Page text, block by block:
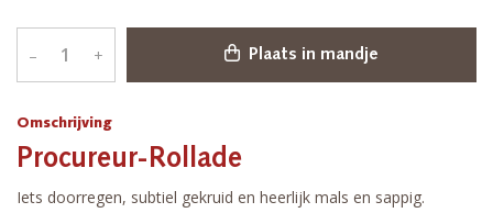
Omschrijving
Procureur-Rollade
Iets doorregen, subtiel gekruid en heerlijk mals en sappig.
– + Plaats in mandje